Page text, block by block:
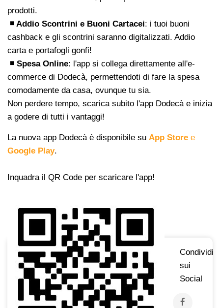
prodotti.
◾ Addio Scontrini e Buoni Cartacei: i tuoi buoni
cashback e gli scontrini saranno digitalizzati. Addio
carta e portafogli gonfi!
◾ Spesa Online: l'app si collega direttamente all'e-
commerce di Dodecà, permettendoti di fare la spesa
comodamente da casa, ovunque tu sia.
Non perdere tempo, scarica subito l'app Dodecà e inizia
a godere di tutti i vantaggi!
La nuova app Dodecà è disponibile su App Store e
Google Play.
Inquadra il QR Code per scaricare l'app!
Condividi
sui
Social